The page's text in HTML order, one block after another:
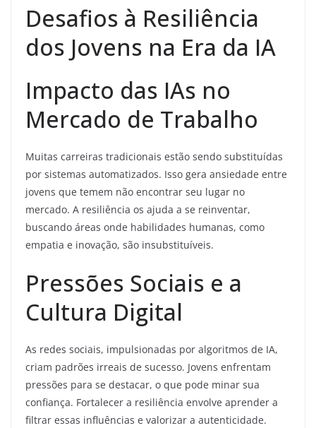
Desafios à Resiliência
dos Jovens na Era da IA
Impacto das IAs no
Mercado de Trabalho
Muitas carreiras tradicionais estão sendo substituídas
por sistemas automatizados. Isso gera ansiedade entre
jovens que temem não encontrar seu lugar no
mercado. A resiliência os ajuda a se reinventar,
buscando áreas onde habilidades humanas, como
empatia e inovação, são insubstituíveis.
Pressões Sociais e a
Cultura Digital
As redes sociais, impulsionadas por algoritmos de IA,
criam padrões irreais de sucesso. Jovens enfrentam
pressões para se destacar, o que pode minar sua
confiança. Fortalecer a resiliência envolve aprender a
filtrar essas influências e valorizar a autenticidade.